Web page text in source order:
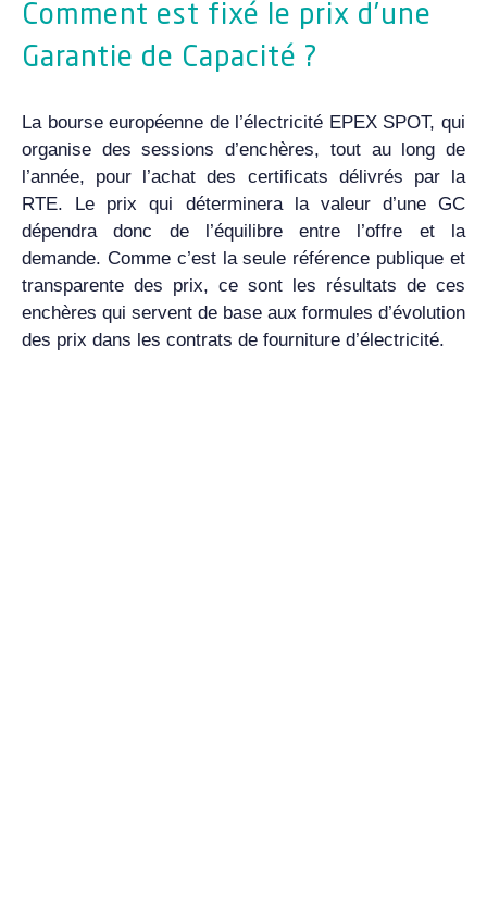
Comment est fixé le prix d’une
Garantie de Capacité ?
La bourse européenne de l’électricité EPEX SPOT, qui
organise des sessions d’enchères, tout au long de
l’année, pour l’achat des certificats délivrés par la
RTE. Le prix qui déterminera la valeur d’une GC
dépendra donc de l’équilibre entre l’offre et la
demande. Comme c’est la seule référence publique et
transparente des prix, ce sont les résultats de ces
enchères qui servent de base aux formules d’évolution
des prix dans les contrats de fourniture d’électricité.